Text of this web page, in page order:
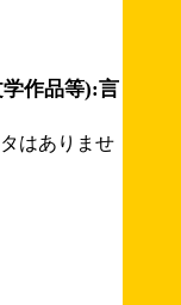
作品等):言
はありませ